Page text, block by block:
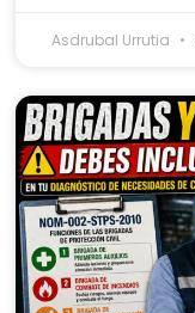
Asdrubal Urrutia